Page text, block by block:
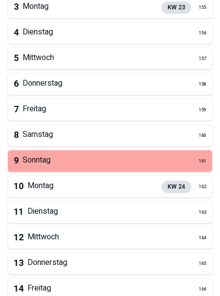
3 Montag KW 23 155
4 Dienstag 156
5 Mittwoch 157
6 Donnerstag 158
7 Freitag 159
8 Samstag 160
9 Sonntag 161
10 Montag KW 24 162
11 Dienstag 163
12 Mittwoch 164
13 Donnerstag 165
14 Freitag 166